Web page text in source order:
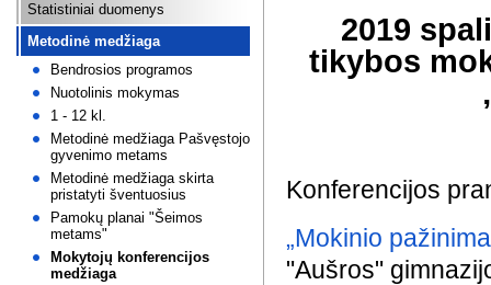
Statistiniai duomenys
Metodinė medžiaga
Bendrosios programos
Nuotolinis mokymas
1 - 12 kl.
Metodinė medžiaga Pašvęstojo
gyvenimo metams
Metodinė medžiaga skirta
pristatyti šventuosius
Pamokų planai "Šeimos
metams"
Mokytojų konferencijos
medžiaga
2019
tikybos
Konferencijos
„Mokinio
"Aušros"